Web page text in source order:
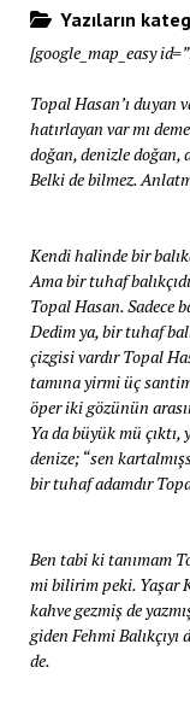
Yazıların
[google_map_easy
Topal Hasan’ı duyan
hatırlayan var mı
doğan, denizle doğan,
Belki de bilmez.
Kendi halinde bir
Ama bir tuhaf
Topal Hasan. Sadece
Dedim ya, bir tuhaf
çizgisi vardır Topal
tamına yirmi üç
öper iki gözünün
Ya da büyük mü
denize; “sen
bir tuhaf adamdır
Ben tabi ki tanımam
mi bilirim peki. Yaşar
kahve gezmiş de
giden Fehmi
de.